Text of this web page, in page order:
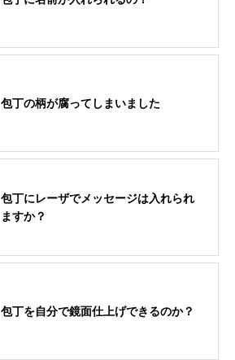
包丁の柄が腐ってしまいました
包丁にレーザでメッセージは入れられ
ますか？
包丁を自分で鏡面仕上げできるのか？